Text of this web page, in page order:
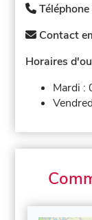
Contact
Horaires
Mardi :